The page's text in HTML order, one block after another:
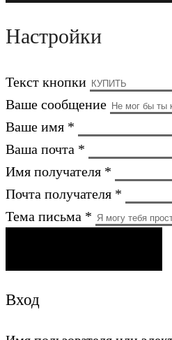
Настройки
Текст кнопки
Ваше сообщение
Ваше имя *
Ваша почта *
Имя получателя *
Почта получателя *
Тема письма *
Вход